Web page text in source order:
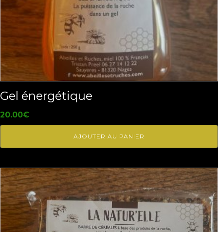
Gel énergétique
20.00€
AJOUTER AU PANIER